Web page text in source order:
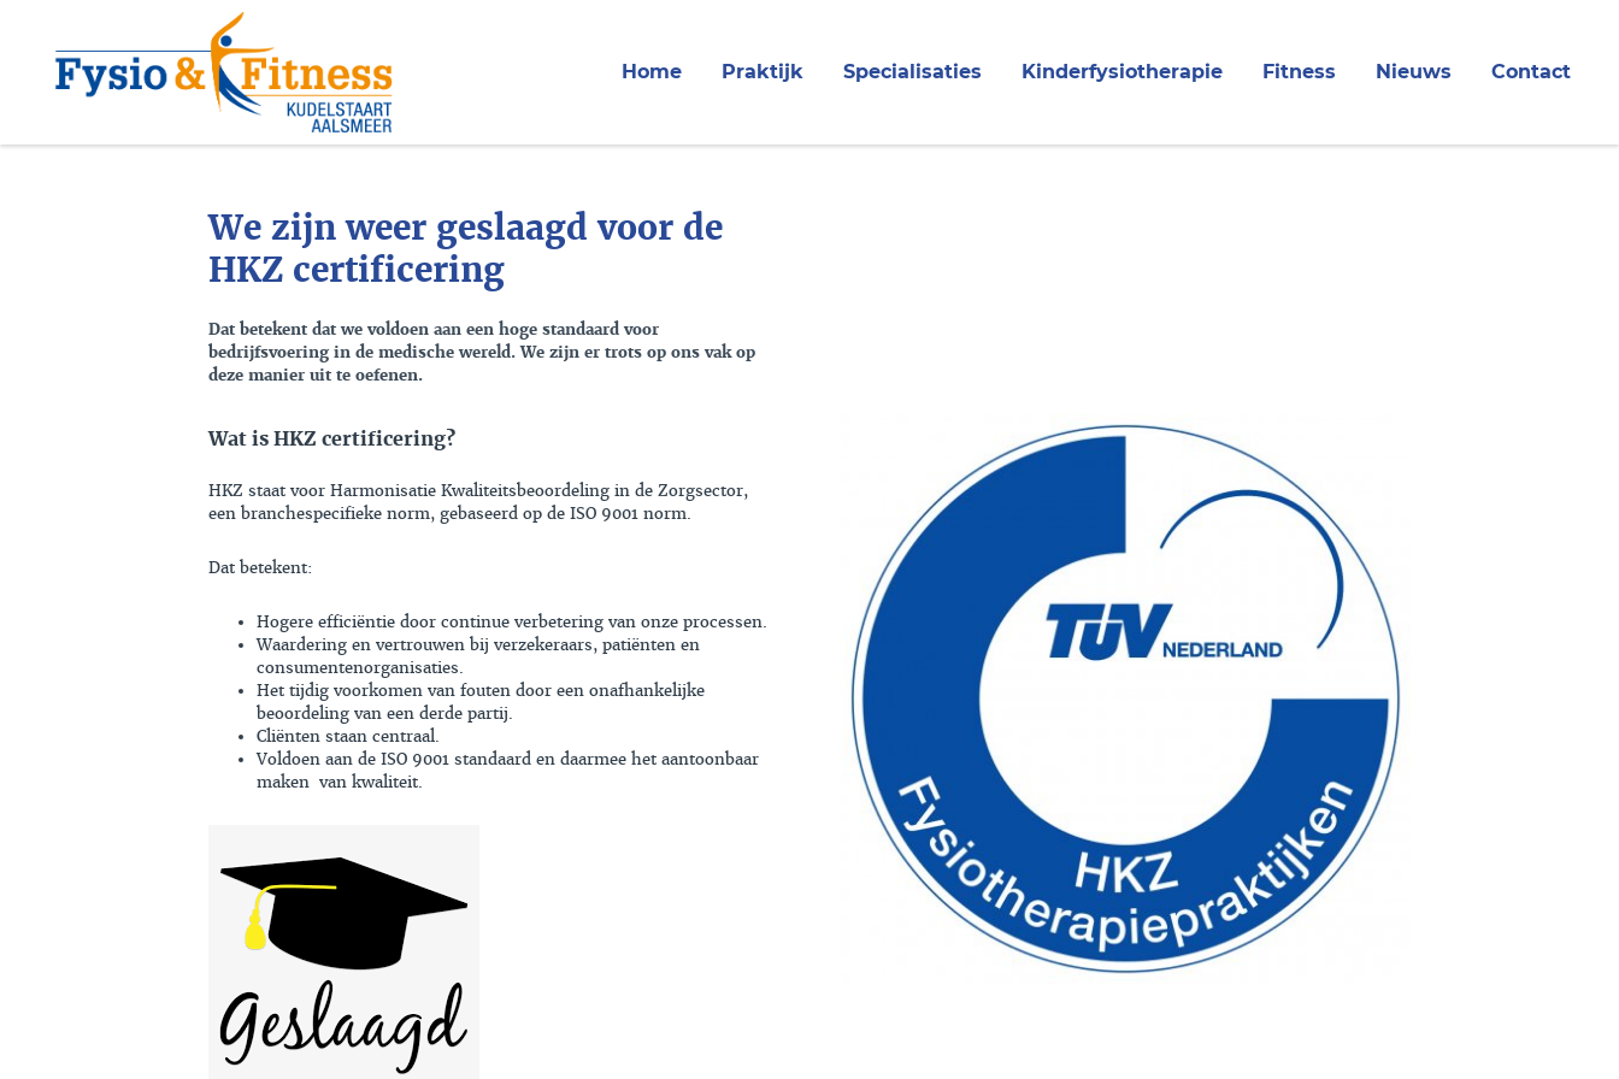
Home Praktijk Specialisaties Kinderfysiotherapie Fitness Nieuws Contact
We zijn weer geslaagd voor de
HKZ certificering
Dat betekent dat we voldoen aan een hoge standaard voor
bedrijfsvoering in de medische wereld. We zijn er trots op ons vak op
deze manier uit te oefenen.
Wat is HKZ certificering?
HKZ staat voor Harmonisatie Kwaliteitsbeoordeling in de Zorgsector,
een branchespecifieke norm, gebaseerd op de ISO 9001 norm.
Dat betekent:
Hogere efficiëntie door continue verbetering van onze processen.
Waardering en vertrouwen bij verzekeraars, patiënten en
consumentenorganisaties.
Het tijdig voorkomen van fouten door een onafhankelijke
beoordeling van een derde partij.
Cliënten staan centraal.
Voldoen aan de ISO 9001 standaard en daarmee het aantoonbaar
maken van kwaliteit.